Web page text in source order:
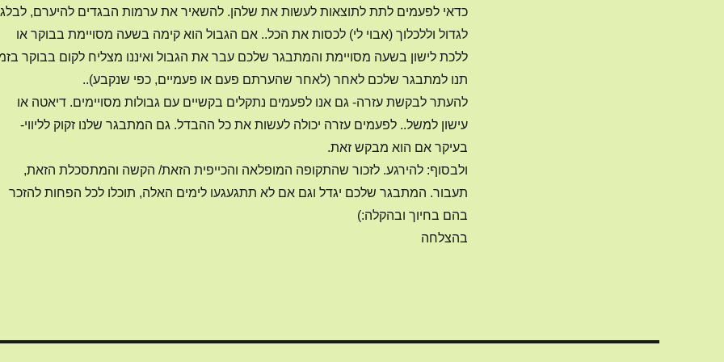
כדאי לפעמים לתת לתוצאות לעשות את שלהן. להשאיר את ערמות הבגדים להיערם,
לגדול וללכלוך (אבוי לי) לכסות את הכל.. אם הגבול הוא קימה בשעה מסויימת בבוקר או
ללכת לישון בשעה מסויימת והמתבגר שלכם עבר את הגבול ואיננו מצליח לקום בבוקר
תנו למתבגר שלכם לאחר (לאחר שהערתם פעם או פעמיים, כפי שנקבע)..
להעתר לבקשת עזרה- גם אנו לפעמים נתקלים בקשיים עם גבולות מסויימים. דיאטה או
עישון למשל.. לפעמים עזרה יכולה לעשות את כל ההבדל. גם המתבגר שלנו זקוק לליווי-
בעיקר אם הוא מבקש זאת.
ולבסוף: להירגע. לזכור שהתקופה המופלאה והכייפית הזאת/ הקשה והמתסכלת הזאת,
תעבור. המתבגר שלכם יגדל וגם אם לא תתגעגעו לימים האלה, תוכלו לכל הפחות להזכר
בהם בחיוך ובהקלה:)
בהצלחה